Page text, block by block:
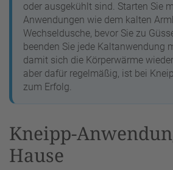
oder ausgekühlt sind. Starten Sie
Anwendungen wie dem kalten
Wechseldusche, bevor Sie zu
beenden Sie jede Kaltanwendung
damit sich die Körperwärme
aber dafür regelmäßig, ist bei
zum Erfolg.
Kneipp-
Hause